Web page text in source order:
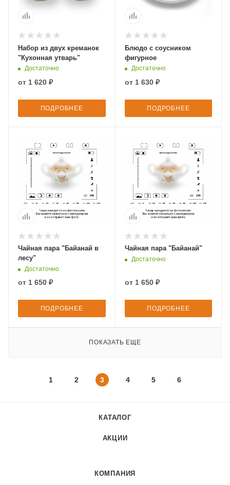
Набор из двух креманок
"Кухонная утварь"
Достаточно
от 1 620 ₽
ПОДРОБНЕЕ
Блюдо с соусником
фигурное
Достаточно
от 1 630 ₽
ПОДРОБНЕЕ
Чайная пара "Байанай в
лесу"
Достаточно
от 1 650 ₽
ПОДРОБНЕЕ
Чайная пара "Байанай"
Достаточно
от 1 650 ₽
ПОДРОБНЕЕ
ПОКАЗАТЬ ЕЩЕ
1 2 3 4 5 6
КАТАЛОГ
АКЦИИ
КОМПАНИЯ